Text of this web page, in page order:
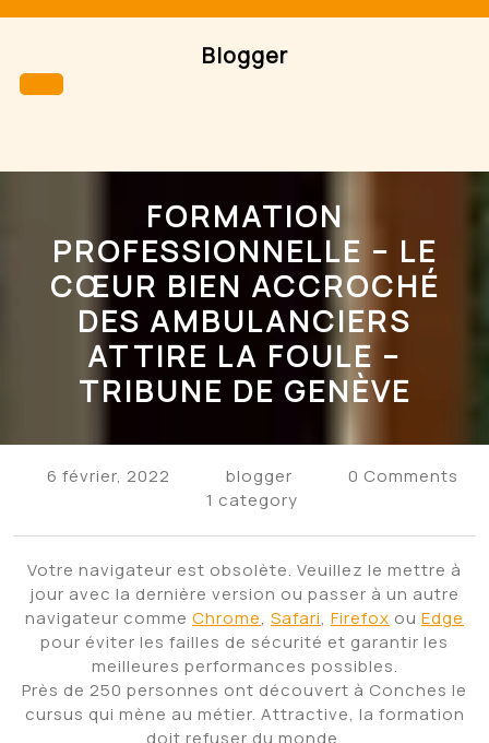
Blogger
Button
FORMATION
PROFESSIONNELLE – LE
CŒUR BIEN ACCROCHÉ
DES AMBULANCIERS
ATTIRE LA FOULE –
TRIBUNE DE GENÈVE
6 février, 2022 blogger
0 Comments
1 category
Votre navigateur est obsolète. Veuillez le mettre à
jour avec la dernière version ou passer à un autre
navigateur comme Chrome, Safari, Firefox ou Edge
pour éviter les failles de sécurité et garantir les
meilleures performances possibles.
Près de 250 personnes ont découvert à Conches le
cursus qui mène au métier. Attractive, la formation
doit refuser du monde.